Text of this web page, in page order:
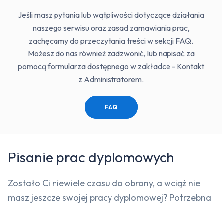
Jeśli masz pytania lub wątpliwości dotyczące działania
naszego serwisu oraz zasad zamawiania prac,
zachęcamy do przeczytania treści w sekcji FAQ.
Możesz do nas również zadzwonić, lub napisać za
pomocą formularza dostępnego w zakładce - Kontakt
z Administratorem.
FAQ
Pisanie prac dyplomowych
Zostało Ci niewiele czasu do obrony, a wciąż nie
masz jeszcze swojej pracy dyplomowej? Potrzebna